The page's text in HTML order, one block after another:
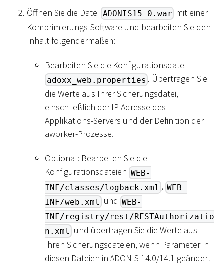
Öffnen Sie die Datei ADONIS15_0.war mit einer
Komprimierungs-Software und bearbeiten Sie den
Inhalt folgendermaßen:
Bearbeiten Sie die Konfigurationsdatei
adoxx_web.properties . Übertragen Sie
die Werte aus Ihrer Sicherungsdatei,
einschließlich der IP-Adresse des
Applikations-Servers und der Definition der
aworker-Prozesse.
Optional: Bearbeiten Sie die
Konfigurationsdateien WEB-
INF/classes/logback.xml , WEB-
INF/web.xml und WEB-
INF/registry/rest/RESTAuthorizatio
n.xml und übertragen Sie die Werte aus
Ihren Sicherungsdateien, wenn Parameter in
diesen Dateien in ADONIS 14.0/14.1 geändert